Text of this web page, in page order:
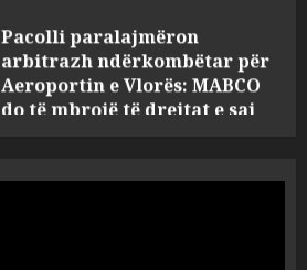
Aeroportin e Vlorës: MABCO
do të mbrojë të drejtat e saj
AUGUST 5, 2026